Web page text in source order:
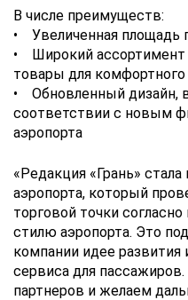
В числе преимуществ:
• Увеличенная площадь
• Широкий
товары для
• Обновленный дизайн,
соответствии с новым
аэропорта
«Редакция «Грань»
аэропорта, который
торговой точки
стилю аэропорта. Это
компании идее
сервиса для
партнеров и желаем